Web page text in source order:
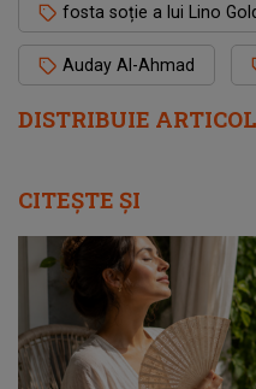
DISTRIBUIE
fosta soție a lui Lino
Auday Al-Ahmad
CITEȘTE ȘI